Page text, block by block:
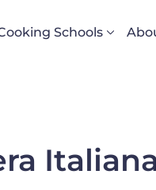
Schools